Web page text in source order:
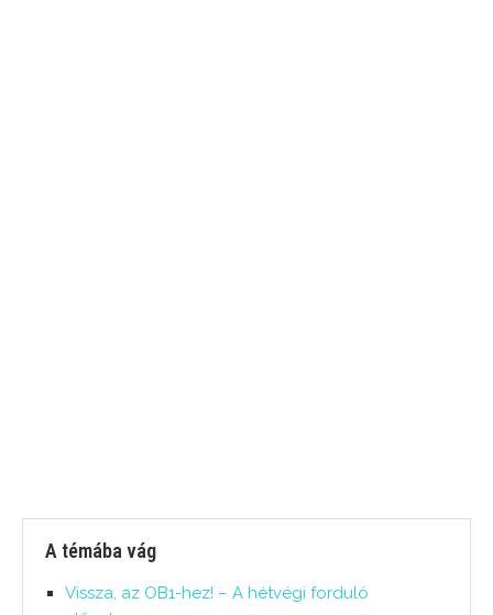
A témába vág
Vissza, az OB1-hez! – A hétvégi forduló